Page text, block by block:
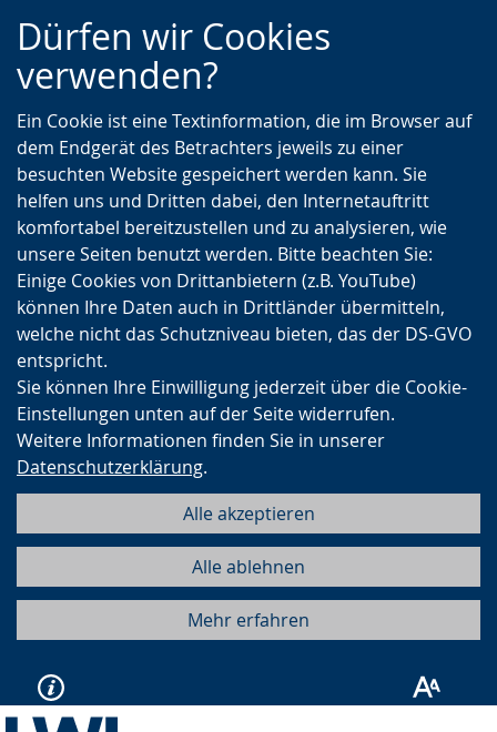
Zur
Hauptnavigation
Zur
Seitennavigation
Zum
Inhalt
Dürfen wir Cookies
verwenden?
Ein Cookie ist eine Textinformation, die im Browser auf
dem Endgerät des Betrachters jeweils zu einer
besuchten Website gespeichert werden kann. Sie
helfen uns und Dritten dabei, den Internetauftritt
komfortabel bereitzustellen und zu analysieren, wie
unsere Seiten benutzt werden. Bitte beachten Sie:
Einige Cookies von Drittanbietern (z.B. YouTube)
können Ihre Daten auch in Drittländer übermitteln,
welche nicht das Schutzniveau bieten, das der DS-GVO
entspricht.
Sie können Ihre Einwilligung jederzeit über die Cookie-
Einstellungen unten auf der Seite widerrufen.
Weitere Informationen finden Sie in unserer
Datenschutzerklärung.
Alle akzeptieren
Alle ablehnen
Mehr erfahren